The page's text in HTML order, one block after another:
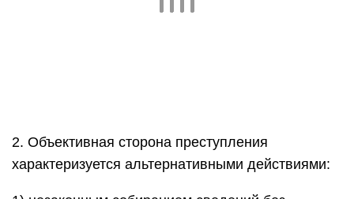
2. Объективная сторона преступления
характеризуется альтернативными действиями: